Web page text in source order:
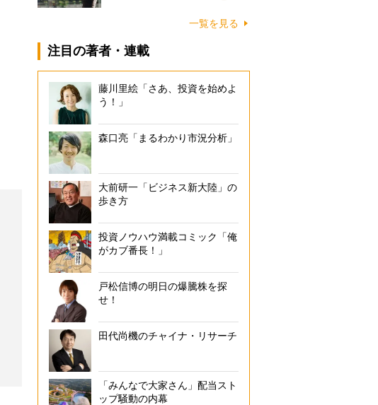
一覧を見る
注目の著者・連載
藤川里絵「さあ、投資を始めよ
う！」
森口亮「まるわかり市況分析」
大前研一「ビジネス新大陸」の
歩き方
投資ノウハウ満載コミック「俺
がカブ番長！」
戸松信博の明日の爆騰株を探
せ！
田代尚機のチャイナ・リサーチ
「みんなで大家さん」配当スト
ップ騒動の内幕